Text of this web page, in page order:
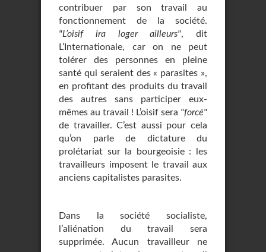
contribuer par son travail au
fonctionnement de la société.
"L’oisif ira loger ailleurs", dit
L’Internationale, car on ne peut
tolérer des personnes en pleine
santé qui seraient des « parasites »,
en profitant des produits du travail
des autres sans participer eux-
mêmes au travail ! L’oisif sera "forcé"
de travailler. C’est aussi pour cela
qu’on parle de dictature du
prolétariat sur la bourgeoisie : les
travailleurs imposent le travail aux
anciens capitalistes parasites.
Dans la société socialiste,
l’aliénation du travail sera
supprimée. Aucun travailleur ne